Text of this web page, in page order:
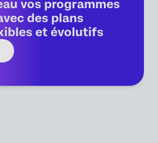
vos programmes
des plans
et évolutifs